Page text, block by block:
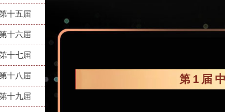
十五届
十六届
十七届
十八届
十九届
第1届